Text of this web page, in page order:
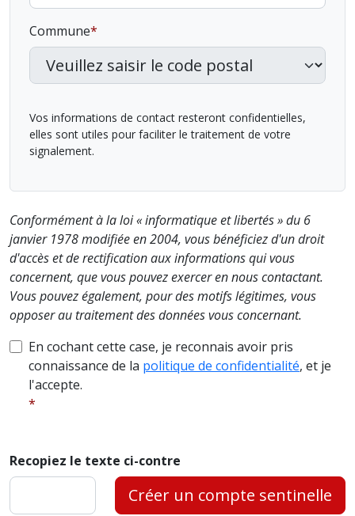
Commune
Vos informations de contact resteront confidentielles,
elles sont utiles pour faciliter le traitement de votre
signalement.
Conformément à la loi « informatique et libertés » du 6
janvier 1978 modifiée en 2004, vous bénéficiez d'un droit
d'accès et de rectification aux informations qui vous
concernent, que vous pouvez exercer en nous contactant.
Vous pouvez également, pour des motifs légitimes, vous
opposer au traitement des données vous concernant.
En cochant cette case, je reconnais avoir pris
connaissance de la politique de confidentialité, et je
l'accepte.
Recopiez le texte ci-contre
Créer un compte sentinelle